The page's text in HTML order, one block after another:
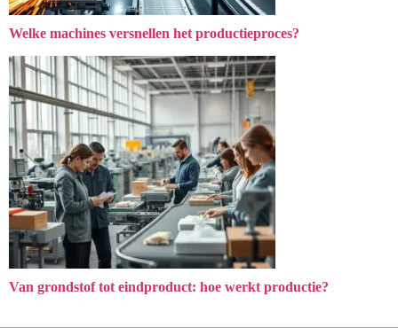
Welke machines versnellen het productieproces?
Van grondstof tot eindproduct: hoe werkt productie?